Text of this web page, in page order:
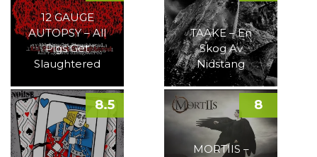
12 GAUGE
AUTOPSY – All
Pigs Get
Slaughtered
TAAKE – En
Skog Av
Nidstang
8.5
MORTIIS –
8